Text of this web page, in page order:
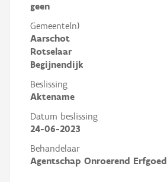
geen
Gemeente(n)
Aarschot
Rotselaar
Begijnendijk
Beslissing
Aktename
Datum beslissing
24-06-2023
Behandelaar
Agentschap Onroerend Erfgoed